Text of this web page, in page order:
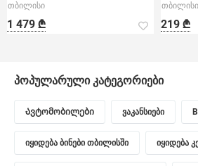
თბილისი
1 479 ₾
თბილისი
219 ₾
პოპულარული კატეგორიები
Ავტომობილები ვაკანსიები
იყიდება ბინები თბილისში იყიდება